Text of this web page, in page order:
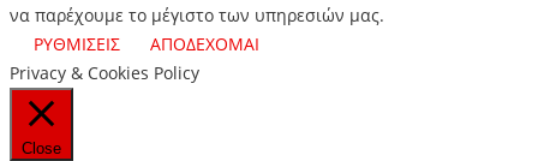
να παρέχουμε το μέγιστο των υπηρεσιών μας.
ΡΥΘΜΙΣΕΙΣ
ΑΠΟΔΕΧΟΜΑΙ
Privacy & Cookies Policy
Close